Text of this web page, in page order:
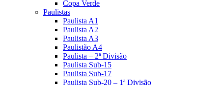
Copa Verde
Paulistas
Paulista A1
Paulista A2
Paulista A3
Paulistão A4
Paulista – 2ª Divisão
Paulista Sub-15
Paulista Sub-17
Paulista Sub-20 – 1ª Divisão